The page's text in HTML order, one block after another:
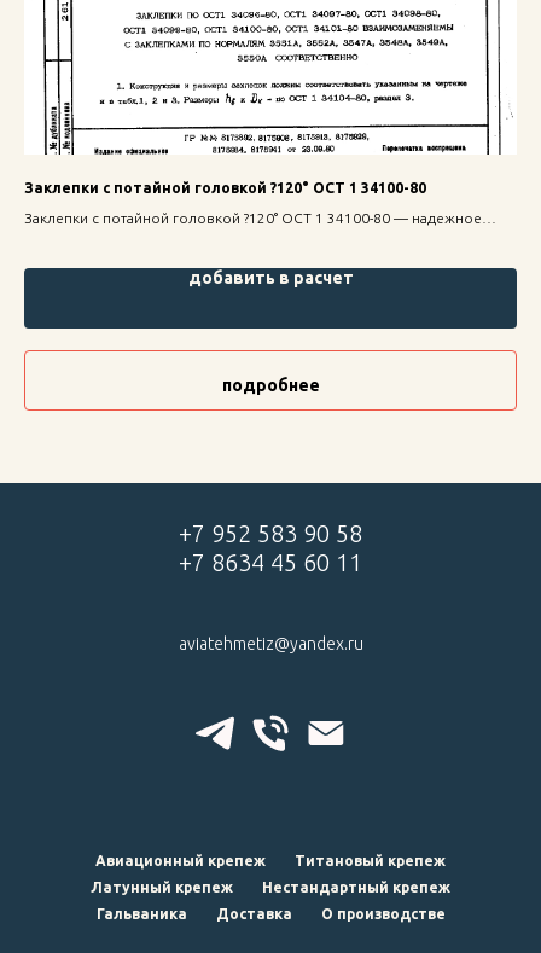
Заклепки с потайной головкой ?120° ОСТ 1 34100-80
Заклепки с потайной головкой ?120° ОСТ 1 34100-80 — надежное
добавить в расчет
подробнее
+7 952 583 90 58
+7 8634 45 60 11
aviatehmetiz@yandex.ru
Авиационный крепеж
Титановый крепеж
Латунный крепеж
Нестандартный крепеж
Гальваника
Доставка О производстве